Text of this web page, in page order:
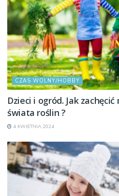
CZAS WOLNY/HOBBY
Dzieci i ogród. Jak
świata roślin ?
4 KWIETNIA 2024